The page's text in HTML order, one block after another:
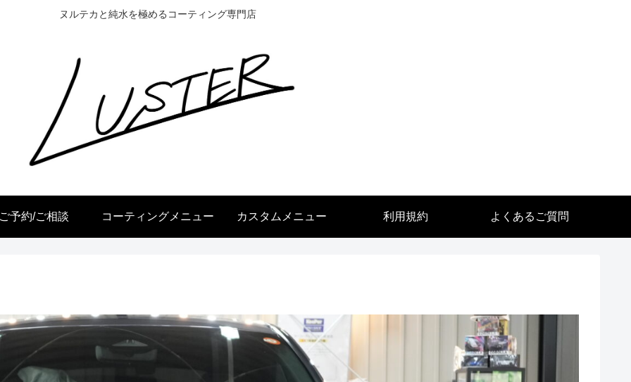
ヌルテカと純水を極めるコーティング専門店
予約/ご相談 コーティングメニュー カスタムメニュー 利用規約 よくあるご質問